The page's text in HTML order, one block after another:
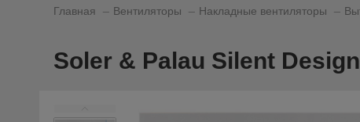
Главная Вентиляторы Накладные вентиляторы
Soler & Palau Silent